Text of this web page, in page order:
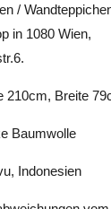
/
in 1080 Wien,
210cm, Breite
Baumwolle
Indonesien